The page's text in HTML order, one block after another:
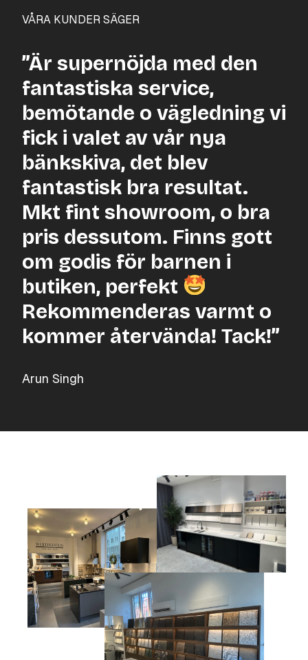
VÅRA KUNDER SÄGER
”Är supernöjda med den
fantastiska service,
bemötande o vägledning vi
fick i valet av vår nya
bänkskiva, det blev
fantastisk bra resultat.
Mkt fint showroom, o bra
pris dessutom. Finns gott
om godis för barnen i
butiken, perfekt
Rekommenderas varmt o
kommer återvända! Tack!”
Arun Singh